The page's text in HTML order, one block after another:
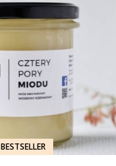
BESTSELLER